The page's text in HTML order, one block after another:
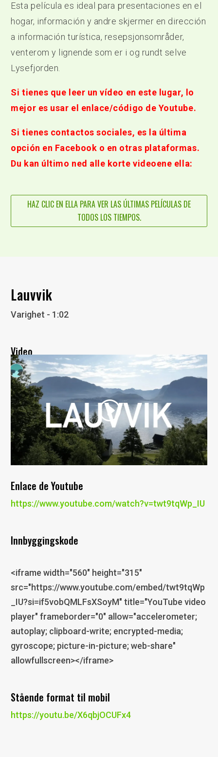
Esta película es ideal para presentaciones en el
hogar, información y andre skjermer en dirección
a información turística, resepsjonsområder,
venterom y lignende som er i og rundt selve
Lysefjorden.
Si tienes que leer un vídeo en este lugar, lo
mejor es usar el enlace/código de Youtube.
Si tienes contactos sociales, es la última
opción en Facebook o en otras plataformas.
Du kan último ned alle korte videoene ella:
HAZ CLIC EN ELLA PARA VER LAS ÚLTIMAS PELÍCULAS DE
TODOS LOS TIEMPOS.
Lauvvik
Varighet - 1:02
Video
Enlace de Youtube
https://www.youtube.com/watch?v=twt9tqWp_IU
Innbyggingskode
<iframe width="560" height="315"
src="https://www.youtube.com/embed/twt9tqWp
_IU?si=if5vobQMLFsXSoyM" title="YouTube video
player" frameborder="0" allow="accelerometer;
autoplay; clipboard-write; encrypted-media;
gyroscope; picture-in-picture; web-share"
allowfullscreen></iframe>
Stående format til mobil
https://youtu.be/X6qbjOCUFx4